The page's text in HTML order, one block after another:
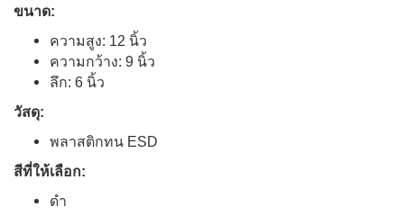
ขนาด:
ความสูง: 12 นิ้ว
ความกว้าง: 9 นิ้ว
ลึก: 6 นิ้ว
วัสดุ:
พลาสติกทน ESD
สีที่ให้เลือก:
ดำ